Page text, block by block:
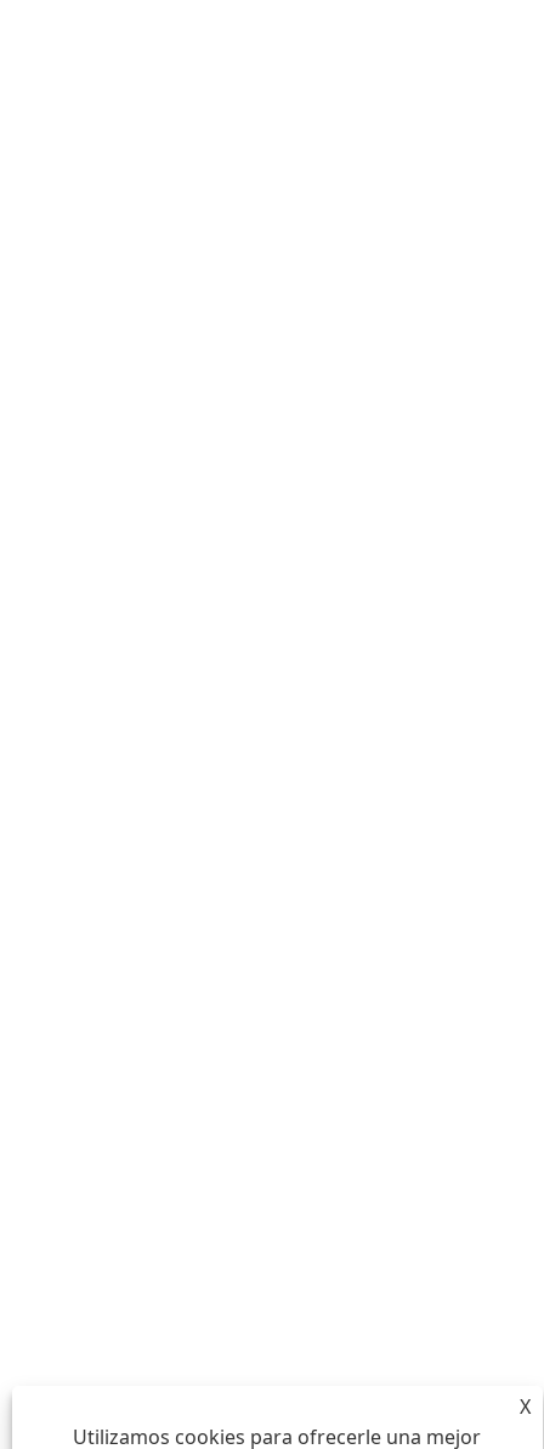
X
Utilizamos cookies para ofrecerle una mejor